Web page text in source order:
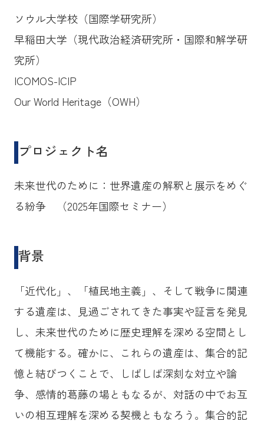
ソウル大学校（国際学研究所）
早稲田大学（現代政治経済研究所・国際和解学研
究所）
ICOMOS-ICIP
Our World Heritage（OWH）
プロジェクト名
未来世代のために：世界遺産の解釈と展示をめぐ
る紛争 （2025年国際セミナー）
背景
「近代化」、「植民地主義」、そして戦争に関連
する遺産は、見過ごされてきた事実や証言を発見
し、未来世代のために歴史理解を深める空間とし
て機能する。確かに、これらの遺産は、集合的記
憶と結びつくことで、しばしば深刻な対立や論
争、感情的葛藤の場ともなるが、対話の中でお互
いの相互理解を深める契機ともなろう。集合的記